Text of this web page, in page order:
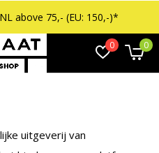
0 0
above 75,- (EU: 150,-)*
uitgeverij van